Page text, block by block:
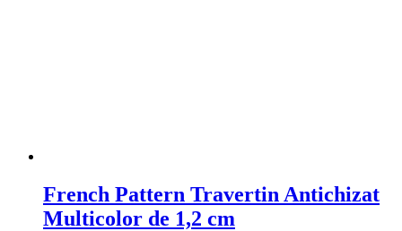
French Pattern Travertin Antichizat
Multicolor de 1,2 cm